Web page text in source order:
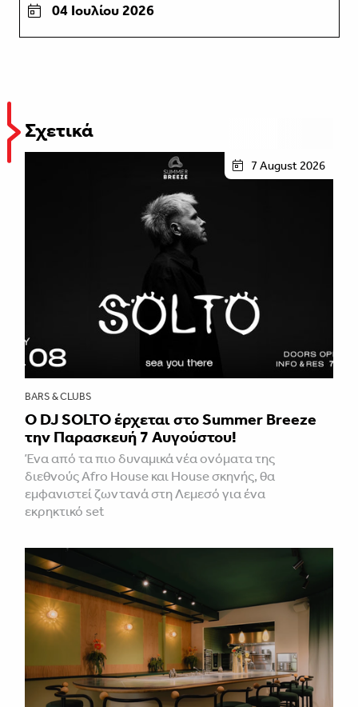
04 Ιουλίου 2026
Σχετικά
7 August 2026
BARS & CLUBS
Ο DJ SOLTO έρχεται στο Summer Breeze
την Παρασκευή 7 Αυγούστου!
Ένα από τα πιο δυναμικά νέα ονόματα της
διεθνούς Afro House και House σκηνής, θα
εμφανιστεί ζωντανά στη Λεμεσό για ένα
εκρηκτικό set